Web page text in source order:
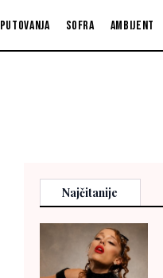
Putovanja Sofra Ambijent
Najčitanije